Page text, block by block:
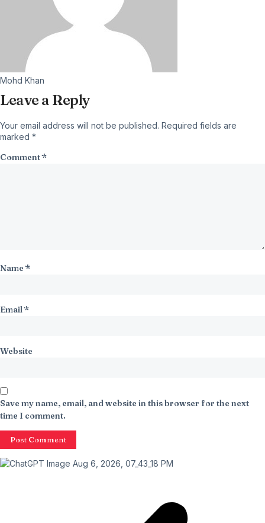
Mohd Khan
Leave a Reply
Your email address will not be published. Required fields are
marked *
Comment*
Name*
Email*
Website
Save my name, email, and website in this browser for the next
time I comment.